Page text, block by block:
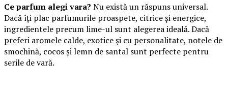
Ce parfum alegi vara? Nu există un răspuns universal.
Dacă îți plac parfumurile proaspete, citrice și energice,
ingredientele precum lime-ul sunt alegerea ideală. Dacă
preferi aromele calde, exotice și cu personalitate, notele de
smochină, cocos și lemn de santal sunt perfecte pentru
serile de vară.